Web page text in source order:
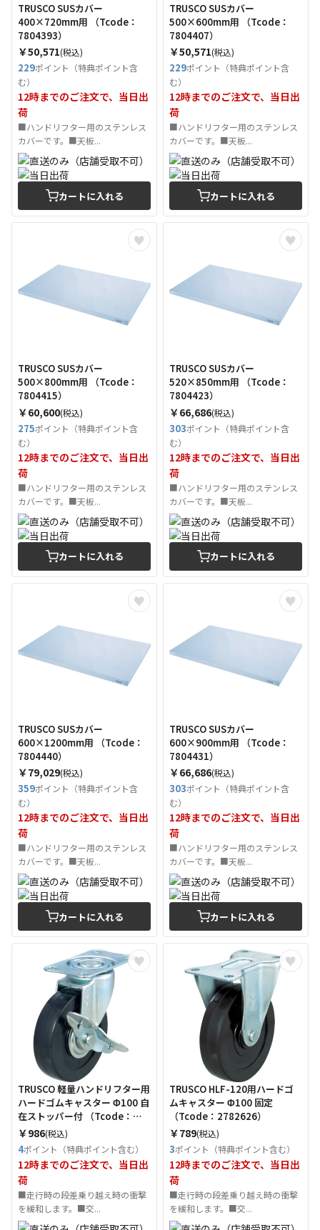
TRUSCO SUSカバー
400×720mm用 （Tcode：
7804393）
￥50,571(税込)
229ポイント（特典ポイント含
む）
12時までのご注文で、当日出
荷
■ハンドリフター用のステンレス
カバーです。■天板...
カートに入れる
TRUSCO SUSカバー
500×600mm用 （Tcode：
7804407）
￥50,571(税込)
229ポイント（特典ポイント含
む）
12時までのご注文で、当日出
荷
■ハンドリフター用のステンレス
カバーです。■天板...
カートに入れる
TRUSCO SUSカバー
500×800mm用 （Tcode：
7804415）
￥60,600(税込)
275ポイント（特典ポイント含
む）
12時までのご注文で、当日出
荷
■ハンドリフター用のステンレス
カバーです。■天板...
カートに入れる
TRUSCO SUSカバー
520×850mm用 （Tcode：
7804423）
￥66,686(税込)
303ポイント（特典ポイント含
む）
12時までのご注文で、当日出
荷
■ハンドリフター用のステンレス
カバーです。■天板...
カートに入れる
TRUSCO SUSカバー
600×1200mm用 （Tcode：
7804440）
￥79,029(税込)
359ポイント（特典ポイント含
む）
12時までのご注文で、当日出
荷
■ハンドリフター用のステンレス
カバーです。■天板...
カートに入れる
TRUSCO SUSカバー
600×900mm用 （Tcode：
7804431）
￥66,686(税込)
303ポイント（特典ポイント含
む）
12時までのご注文で、当日出
荷
■ハンドリフター用のステンレス
カバーです。■天板...
カートに入れる
TRUSCO 軽量ハンドリフター用
ハードゴムキャスター Φ100 自
在ストッパー付 （Tcode：
2782618）
￥986(税込)
4ポイント（特典ポイント含む）
12時までのご注文で、当日出
荷
■走行時の段差乗り越え時の衝撃
を緩和します。■交...
TRUSCO HLF-120用ハードゴ
ムキャスター Φ100 固定
（Tcode：2782626）
￥789(税込)
3ポイント（特典ポイント含む）
12時までのご注文で、当日出
荷
■走行時の段差乗り越え時の衝撃
を緩和します。■交...